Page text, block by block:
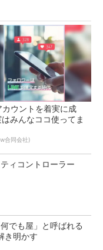
カウントを着実に成
みんなココ使ってま
合同会社)
ィコントローラー
でも屋」と呼ばれる
き明かす